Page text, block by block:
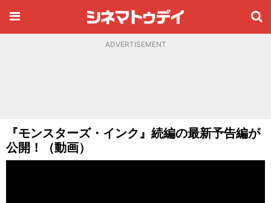
ADVERTISEMENT
『モンスターズ・インク』続編の最新予告編が
公開！（動画）